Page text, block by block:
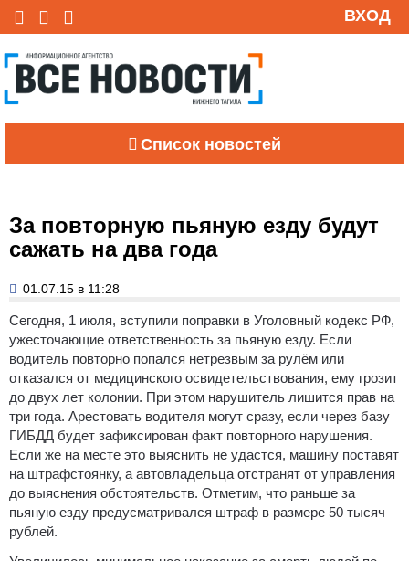
ВХОД
Список новостей
За повторную пьяную езду будут
сажать на два года
01.07.15 в 11:28
Сегодня, 1 июля, вступили поправки в Уголовный кодекс РФ,
ужесточающие ответственность за пьяную езду. Если
водитель повторно попался нетрезвым за рулём или
отказался от медицинского освидетельствования, ему грозит
до двух лет колонии. При этом нарушитель лишится прав на
три года. Арестовать водителя могут сразу, если через базу
ГИБДД будет зафиксирован факт повторного нарушения.
Если же на месте это выяснить не удастся, машину поставят
на штрафстоянку, а автовладельца отстранят от управления
до выяснения обстоятельств. Отметим, что раньше за
пьяную езду предусматривался штраф в размере 50 тысяч
рублей.